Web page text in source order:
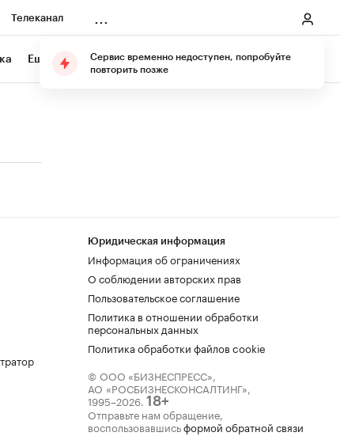
Телеканал
валюты
Еще Подарите подписку
Юридическая информация
Информация об ограничениях
О соблюдении авторских прав
Пользовательское соглашение
Политика в отношении обработки
персональных данных
Политика обработки файлов cookie
© ООО «БИЗНЕСПРЕСС»,
АО «РОСБИЗНЕСКОНСАЛТИНГ»,
1995–2026. 18+
Отправьте нам обращение,
воспользовавшисьформой обратной связи
Сервис временно недоступен, попробуйте
повторить позже